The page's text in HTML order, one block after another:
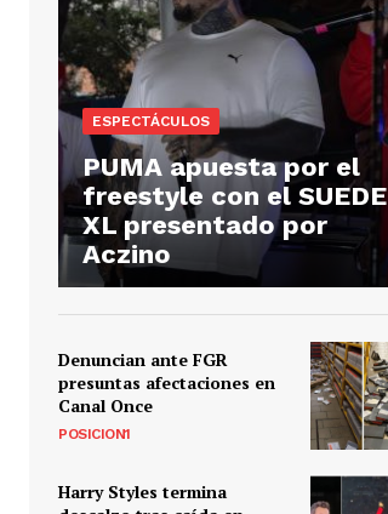
ESPECTÁCULOS
PUMA apuesta por el
freestyle con el SUEDE
XL presentado por
Aczino
Denuncian ante FGR
presuntas afectaciones en
Canal Once
POSICION1
Harry Styles termina